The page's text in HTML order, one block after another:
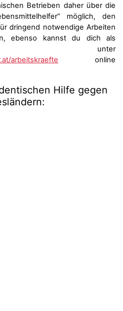
Betrieben daher über die
möglich, den
dringend notwendige Arbeiten
ebenso kannst du dich als
unter
arbeitskraefte online
Hilfe gegen